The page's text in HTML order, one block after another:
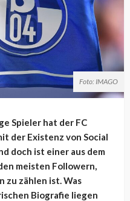
Foto: IMAGO
Spieler hat der FC
der Existenz von Social
doch ist einer aus dem
meisten Followern,
zu zählen ist. Was
Biografie liegen